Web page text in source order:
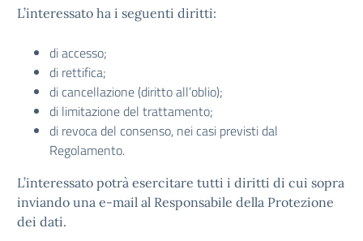
L’interessato ha i seguenti diritti:
di accesso;
di rettifica;
di cancellazione (diritto all’oblio);
di limitazione del trattamento;
di revoca del consenso, nei casi previsti dal
Regolamento.
L’interessato potrà esercitare tutti i diritti di cui sopra
inviando una e-mail al Responsabile della Protezione
dei dati.